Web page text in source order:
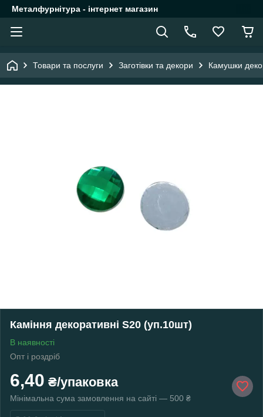
Металфурнітура - інтернет магазин
Товари та послуги Заготівки та декори Камушки
Каміння декоративні S20 (уп.10шт)
В наявності
Опт і роздріб
6,40 ₴/упаковка
Мінімальна сума замовлення на сайті — 500 ₴